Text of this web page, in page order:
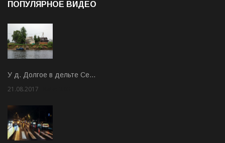
ПОПУЛЯРНОЕ ВИДЕО
У д. Долгое в дельте Се…
21.08.2017